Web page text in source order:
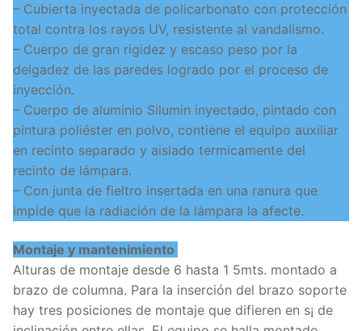
– Cubierta inyectada de policarbonato con protección
total contra los rayos UV, resistente al vandalismo.
– Cuerpo de gran rigidez y escaso peso por la
delgadez de las paredes logrado por el proceso de
inyección.
– Cuerpo de aluminio Silumin inyectado, pintado con
pintura poliéster en polvo, contiene el equipo auxiliar
en recinto separado y aislado termicamente del
recinto de lámpara.
– Con junta de fieltro insertada en una ranura que
impide que la radiación de la lámpara la afecte.
Montaje y mantenimiento
Alturas de montaje desde 6 hasta 1 5mts. montado a
brazo de columna. Para la inserción del brazo soporte
hay tres posiciones de montaje que difieren en s¡ de